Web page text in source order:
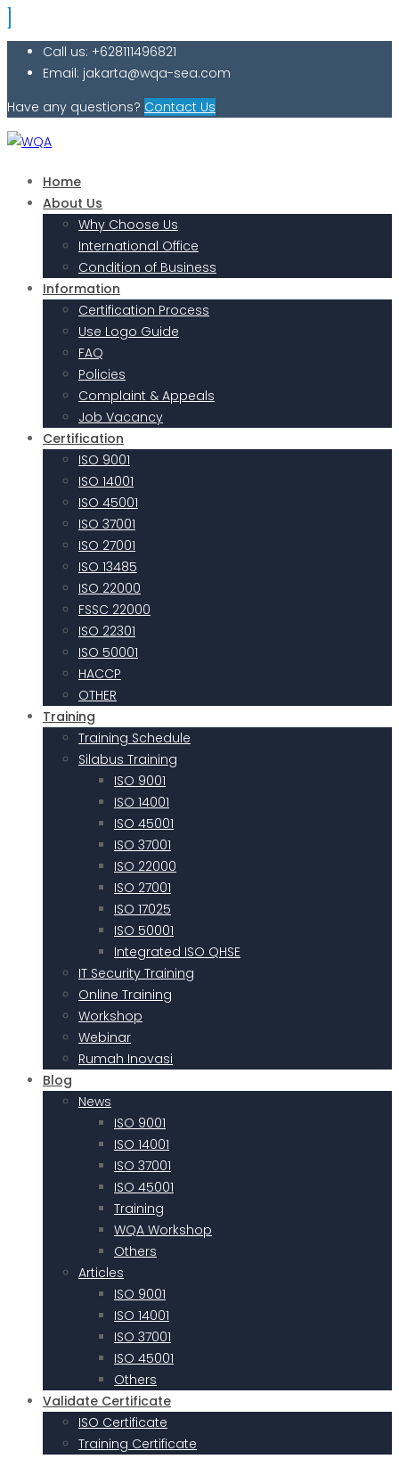
Call us: +628111496821
Email: jakarta@wqa-sea.com
Have any questions? Contact Us
Home
About Us
Why Choose Us
International Office
Condition of Business
Information
Certification Process
Use Logo Guide
FAQ
Policies
Complaint & Appeals
Job Vacancy
Certification
ISO 9001
ISO 14001
ISO 45001
ISO 37001
ISO 27001
ISO 13485
ISO 22000
FSSC 22000
ISO 22301
ISO 50001
HACCP
OTHER
Training
Training Schedule
Silabus Training
ISO 9001
ISO 14001
ISO 45001
ISO 37001
ISO 22000
ISO 27001
ISO 17025
ISO 50001
Integrated ISO QHSE
IT Security Training
Online Training
Workshop
Webinar
Rumah Inovasi
Blog
News
ISO 9001
ISO 14001
ISO 37001
ISO 45001
Training
WQA Workshop
Others
Articles
ISO 9001
ISO 14001
ISO 37001
ISO 45001
Others
Validate Certificate
ISO Certificate
Training Certificate